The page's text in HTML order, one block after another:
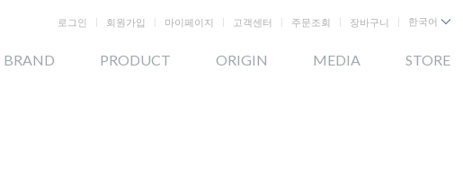
로그인 회원가입 마이페이지 고객센터 주문조회 장바구니 한국어
BRAND PRODUCT ORIGIN MEDIA STORE